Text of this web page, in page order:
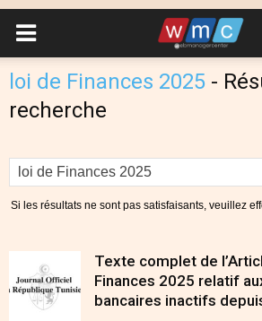
loi de Finances 2025 -
recherche
Si les résultats ne sont pas satisfaisants, veuillez
Texte complet de
Finances 2025 relatif
bancaires inactifs